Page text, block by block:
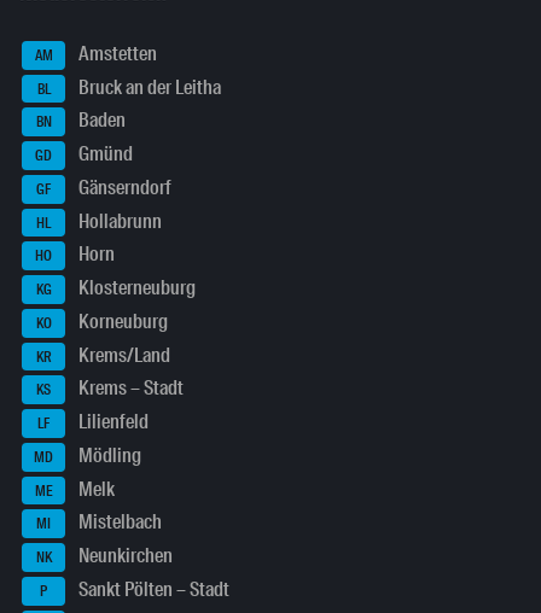
AM Amstetten
BL Bruck an der Leitha
BN Baden
GD Gmünd
GF Gänserndorf
HL Hollabrunn
HO Horn
KG Klosterneuburg
KO Korneuburg
KR Krems/Land
KS Krems – Stadt
LF Lilienfeld
MD Mödling
ME Melk
MI Mistelbach
NK Neunkirchen
P Sankt Pölten – Stadt